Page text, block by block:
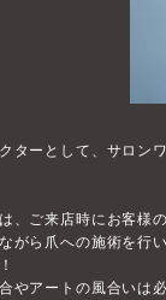
ターとして、サロン
、ご来店時にお客様
がら爪への施術を行
やアートの風合いは